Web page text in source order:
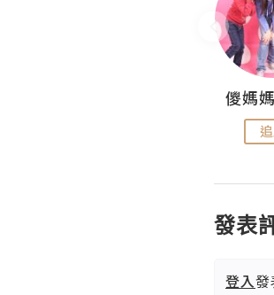
發表
登入發